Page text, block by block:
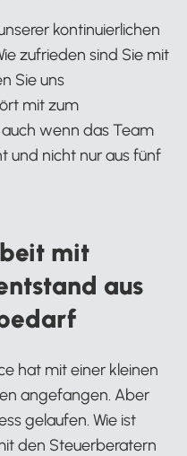
kontinuierlichen
zufrieden sind Sie mit
Sie uns
mit zum
wenn das Team
und nicht nur aus fünf
mit
aus
hat mit einer kleinen
angefangen. Aber
gelaufen. Wie ist
den Steuerberatern